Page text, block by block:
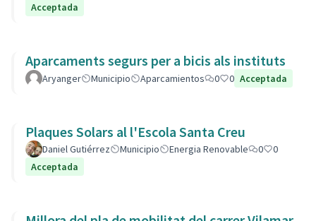
Acceptada
Aparcaments segurs per a bicis als instituts
Aryanger Municipio Aparcamientos 0 0 Acceptada
Plaques Solars al l'Escola Santa Creu
Daniel Gutiérrez Municipio Energia Renovable 0
0
Acceptada